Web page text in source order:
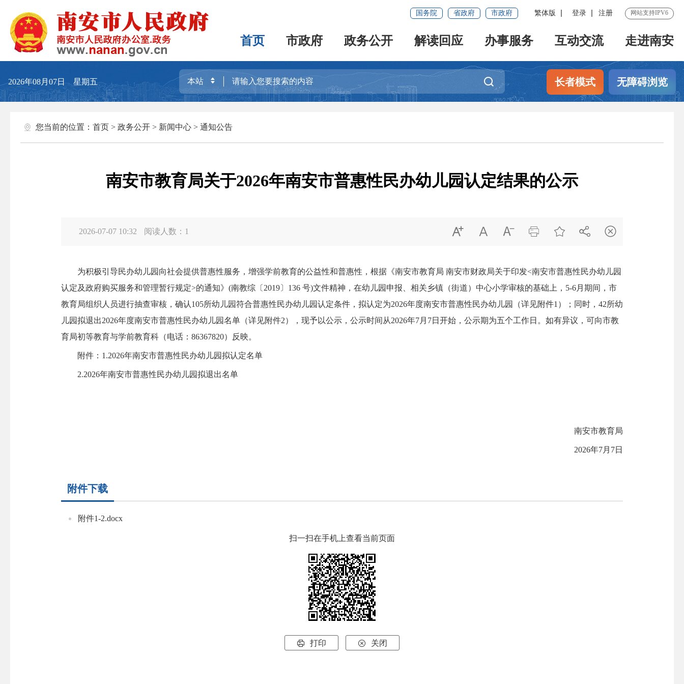
国务院 省政府 市政府 繁体版 登录 注册 网站支持IPV6
首页 市政府 政务公开 解读回应 办事服务 互动交流 走进南安
2026年08月07日 星期五 长者模式 无障碍浏览
您当前的位置： 首页 > 政务公开 > 新闻中心 > 通知公告
南安市教育局关于2026年南安市普惠性民办幼儿园认定结果的公示
2026-07-07 10:32 阅读人数： 1       
为积极引导民办幼儿园向社会提供普惠性服务，增强学前教育的公益性和普惠性，根据《南安市教育局 南安市财政局关于印发<南安市普惠性民办幼儿园
认定及政府购买服务和管理暂行规定>的通知》(南教综〔2019〕136 号)文件精神，在幼儿园申报、相关乡镇（街道）中心小学审核的基础上，5-6月期间，市
教育局组织人员进行抽查审核，确认105所幼儿园符合普惠性民办幼儿园认定条件，拟认定为2026年度南安市普惠性民办幼儿园（详见附件1）；同时，42所幼
儿园拟退出2026年度南安市普惠性民办幼儿园名单（详见附件2），现予以公示，公示时间从2026年7月7日开始，公示期为五个工作日。如有异议，可向市教
育局初等教育与学前教育科（电话：86367820）反映。
附件：1.2026年南安市普惠性民办幼儿园拟认定名单
2.2026年南安市普惠性民办幼儿园拟退出名单
南安市教育局
2026年7月7日
附件下载
附件1-2.docx
扫一扫在手机上查看当前页面
 打印  关闭